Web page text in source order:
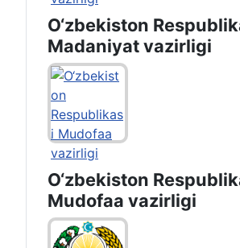
O‘zbekiston
Madaniyat vazirligi
O‘zbekiston
Mudofaa vazirligi